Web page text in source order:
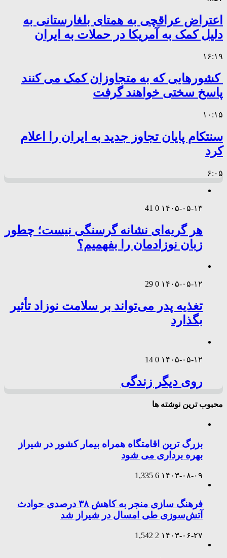
اعتراض عراقچی به همتای بلغارستانی به
دلیل کمک به آمریکا در حملات به ایران
۱۶:۱۹
کشورهایی که به متجاوزان کمک می کنند
پاسخ سختی خواهند گرفت
۱۰:۱۵
سنتکام پایان تجاوز جدید به ایران را اعلام
کرد
۶:۰۵
۱۴۰۵-۰۵-۱۳ 0
41
هر گریه‌ای نشانه گرسنگی نیست؛ چطور
زبان نوزادمان را بفهمیم؟
۱۴۰۵-۰۵-۱۲ 0
29
تغذیه پدر می‌تواند بر سلامت نوزاد تأثیر
بگذارد
۱۴۰۵-۰۵-۱۲ 0
14
روی دیگر زندگی
محبوب ترین نوشته ها
بزرگ ترین اقامتگاه همراه بیمار کشور در شیراز
بهره برداری می شود
۱۴۰۳-۰۸-۰۹ 6
1,335
فرهنگ سازی منجر به کاهش ۳۸ درصدی حوادث
آتش‌سوزی طی امسال در شیراز شد
۱۴۰۳-۰۶-۲۷ 2
1,542